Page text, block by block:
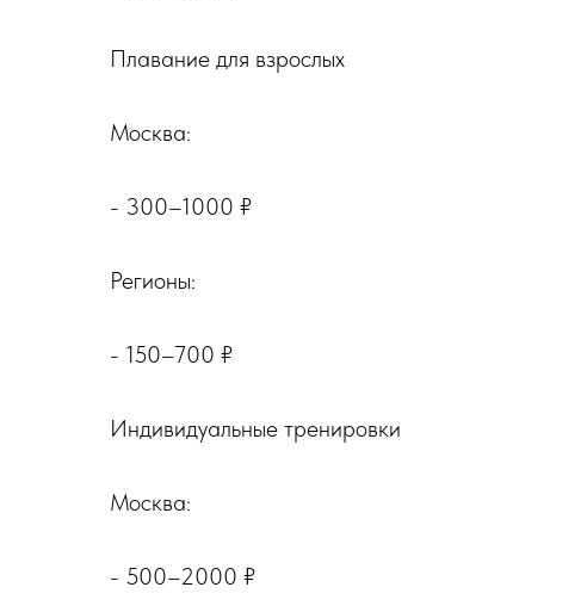
Плавание для взрослых
Москва:
- 300–1000 ₽
Регионы:
- 150–700 ₽
Индивидуальные тренировки
Москва:
- 500–2000 ₽